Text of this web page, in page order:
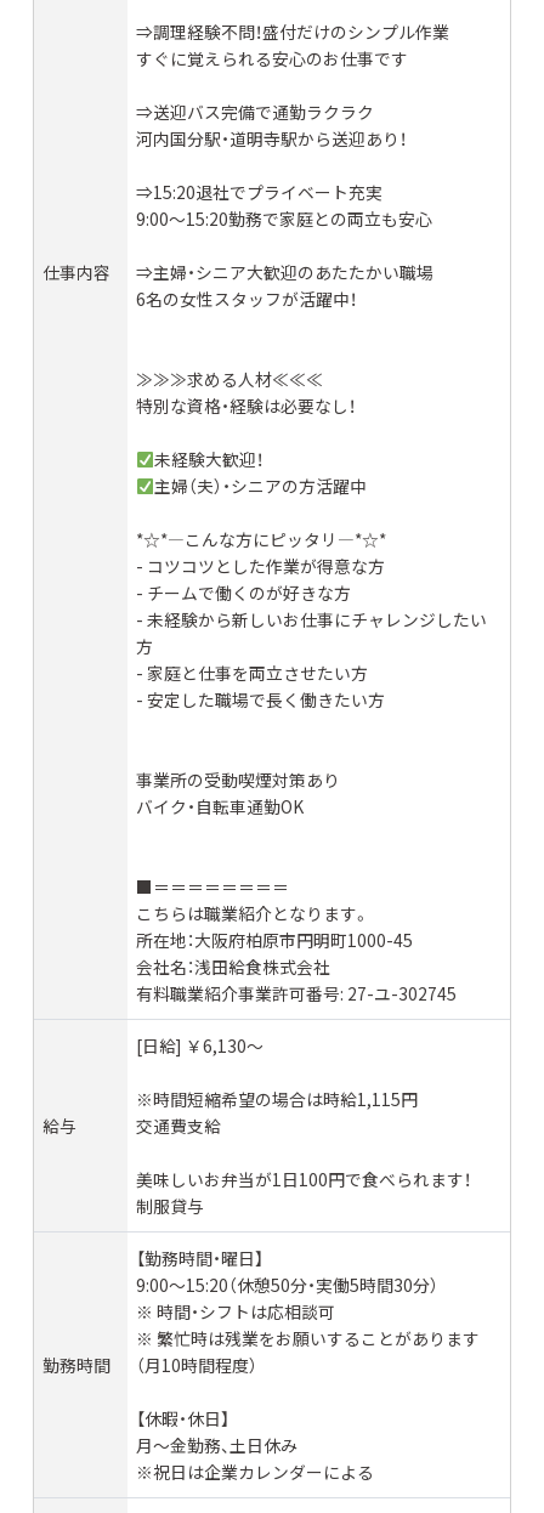
仕事内容
⇒調理経験不問！盛付だけのシンプル作業
すぐに覚えられる安心のお仕事です
⇒送迎バス完備で通勤ラクラク
河内国分駅・道明寺駅から送迎あり！
⇒15:20退社でプライベート充実
9:00〜15:20勤務で家庭との両立も安心
⇒主婦・シニア大歓迎のあたたかい職場
6名の女性スタッフが活躍中！
≫≫≫求める人材≪≪≪
特別な資格・経験は必要なし！
未経験大歓迎！
主婦（夫）・シニアの方活躍中
*☆*―こんな方にピッタリ―*☆*
- コツコツとした作業が得意な方
- チームで働くのが好きな方
- 未経験から新しいお仕事にチャレンジしたい
方
- 家庭と仕事を両立させたい方
- 安定した職場で長く働きたい方
事業所の受動喫煙対策あり
バイク・自転車通勤OK
■＝＝＝＝＝＝＝＝
こちらは職業紹介となります。
所在地：大阪府柏原市円明町1000-45
会社名：浅田給食株式会社
有料職業紹介事業許可番号: 27-ユ-302745
給与
[日給] ￥6,130〜
※時間短縮希望の場合は時給1,115円
交通費支給
美味しいお弁当が1日100円で食べられます！
制服貸与
勤務時間
【勤務時間・曜日】
9:00〜15:20（休憩50分・実働5時間30分）
※ 時間・シフトは応相談可
※ 繁忙時は残業をお願いすることがあります
（月10時間程度）
【休暇・休日】
月〜金勤務、土日休み
※祝日は企業カレンダーによる